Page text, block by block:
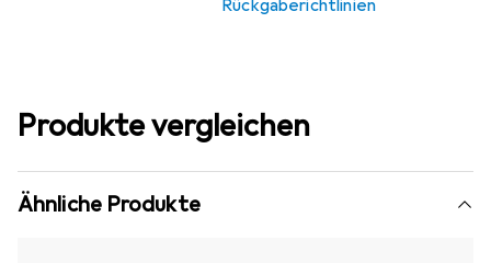
Rückgaberichtlinien
Produkte vergleichen
Ähnliche Produkte